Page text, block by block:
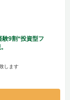
験9割“投資型フ
します